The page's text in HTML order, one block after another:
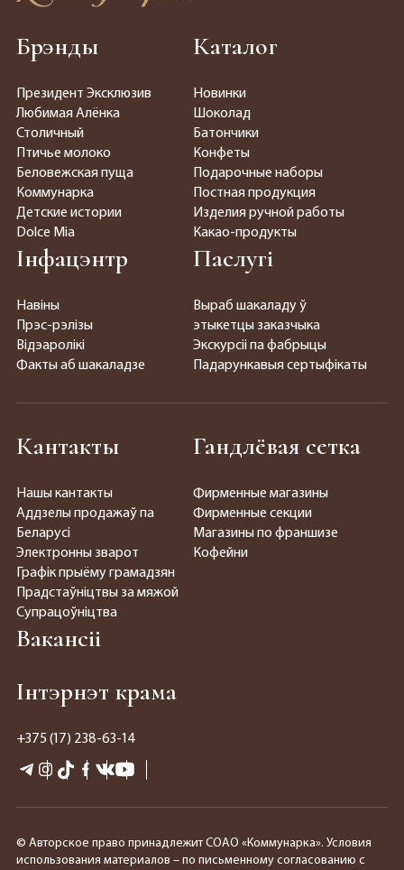
Брэнды
Президент Эксклюзив
Любимая Алёнка
Столичный
Птичье молоко
Беловежская пуща
Коммунарка
Детские истории
Dolce Mia
Каталог
Новинки
Шоколад
Батончики
Конфеты
Подарочные наборы
Постная продукция
Изделия ручной работы
Какао-продукты
Інфацэнтр
Навіны
Прэс-рэлізы
Відэаролікі
Факты аб шакаладзе
Паслугі
Выраб шакаладу ў
этыкетцы заказчыка
Экскурсіі па фабрыцы
Падарункавыя сертыфікаты
Кантакты
Нашы кантакты
Аддзелы продажаў па
Беларусі
Электронны зварот
Графік прыёму грамадзян
Прадстаўніцтвы за мяжой
Супрацоўніцтва
Гандлёвая сетка
Фирменные магазины
Фирменные секции
Магазины по франшизе
Кофейни
Вакансіі
Інтэрнэт крама
+375 (17) 238-63-14
© Авторское право принадлежит СОАО «Коммунарка». Условия
использования материалов – по письменному согласованию с